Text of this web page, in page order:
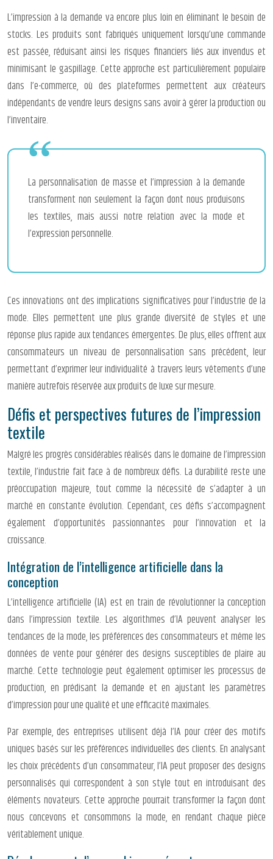
L’impression à la demande va encore plus loin en éliminant le besoin de
stocks. Les produits sont fabriqués uniquement lorsqu’une commande
est passée, réduisant ainsi les risques financiers liés aux invendus et
minimisant le gaspillage. Cette approche est particulièrement populaire
dans l’e-commerce, où des plateformes permettent aux créateurs
indépendants de vendre leurs designs sans avoir à gérer la production ou
l’inventaire.
La personnalisation de masse et l’impression à la demande
transforment non seulement la façon dont nous produisons
les textiles, mais aussi notre relation avec la mode et
l’expression personnelle.
Ces innovations ont des implications significatives pour l’industrie de la
mode. Elles permettent une plus grande diversité de styles et une
réponse plus rapide aux tendances émergentes. De plus, elles offrent aux
consommateurs un niveau de personnalisation sans précédent, leur
permettant d’exprimer leur individualité à travers leurs vêtements d’une
manière autrefois réservée aux produits de luxe sur mesure.
Défis et perspectives futures de l’impression
textile
Malgré les progrès considérables réalisés dans le domaine de l’impression
textile, l’industrie fait face à de nombreux défis. La durabilité reste une
préoccupation majeure, tout comme la nécessité de s’adapter à un
marché en constante évolution. Cependant, ces défis s’accompagnent
également d’opportunités passionnantes pour l’innovation et la
croissance.
Intégration de l’intelligence artificielle dans la
conception
L’intelligence artificielle (IA) est en train de révolutionner la conception
dans l’impression textile. Les algorithmes d’IA peuvent analyser les
tendances de la mode, les préférences des consommateurs et même les
données de vente pour générer des designs susceptibles de plaire au
marché. Cette technologie peut également optimiser les processus de
production, en prédisant la demande et en ajustant les paramètres
d’impression pour une qualité et une efficacité maximales.
Par exemple, des entreprises utilisent déjà l’IA pour créer des motifs
uniques basés sur les préférences individuelles des clients. En analysant
les choix précédents d’un consommateur, l’IA peut proposer des designs
personnalisés qui correspondent à son style tout en introduisant des
éléments novateurs. Cette approche pourrait transformer la façon dont
nous concevons et consommons la mode, en rendant chaque pièce
véritablement unique.